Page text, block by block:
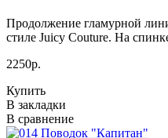
Продолжение гламурной
стиле Juicy Couture. На
2250р.
Купить
В закладки
В сравнение